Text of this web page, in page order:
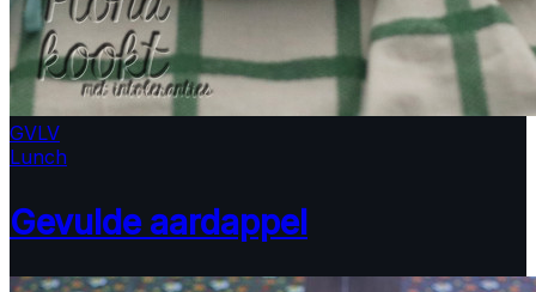
GVLV
Lunch
Gevulde aardappel